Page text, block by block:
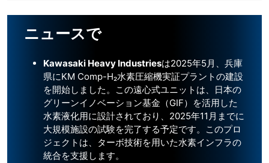
ニュースで
Kawasaki Heavy Industriesは2025年5月、兵庫
県にKM Comp-H₂水素圧縮機実証プラントの建設
を開始しました。この遠心式ユニットは、日本の
グリーンイノベーション基金（GIF）を活用した
水素液化用に設計されており、2025年11月までに
大規模施設の試験を完了する予定です。このプロ
ジェクトは、ターボ技術を用いた水素インフラの
統合を支援します。